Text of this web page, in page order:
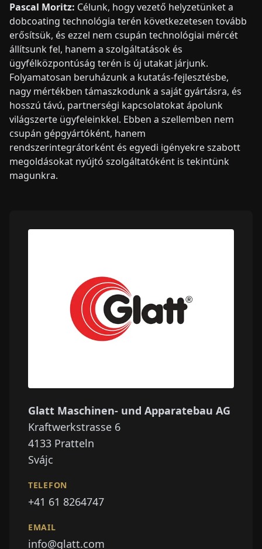
Pascal Moritz: Célunk, hogy vezető helyzetünket a
dobcoating technológia terén következetesen tovább
erősítsük, és ezzel nem csupán technológiai mércét
állítsunk fel, hanem a szolgáltatások és
ügyfélközpontúság terén is új utakat járjunk.
Folyamatosan beruházunk a kutatás-fejlesztésbe,
nagy mértékben támaszkodunk a saját gyártásra, és
hosszú távú, partnerségi kapcsolatokat ápolunk
világszerte ügyfeleinkkel. Ebben a szellemben nem
csupán gépgyártóként, hanem
rendszerintegrátorként és egyedi igényekre szabott
megoldásokat nyújtó szolgáltatóként is tekintünk
magunkra.
Glatt Maschinen- und Apparatebau AG
Kraftwerkstrasse 6
4133 Pratteln
Svájc
TELEFON
+41 61 8264747
EMAIL
info@glatt.com